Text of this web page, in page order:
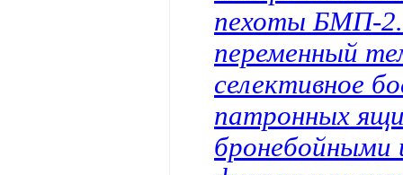
пехоты БМП-
переменный
селективное
патронных
бронебойными